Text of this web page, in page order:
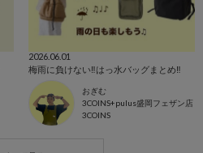
2026.06.01
梅雨に負けない‼︎はっ水バッグまとめ‼︎
おぎむ
3COINS+pulus盛岡フェザン店
3COINS